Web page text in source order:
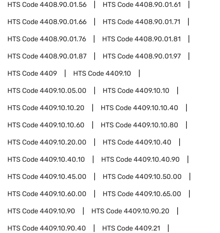
HTS Code4408.90.01.56 HTS Code4408.90.01.61
HTS Code4408.90.01.66 HTS Code4408.90.01.71
HTS Code4408.90.01.76 HTS Code4408.90.01.81
HTS Code4408.90.01.87 HTS Code4408.90.01.97
HTS Code4409 HTS Code4409.10
HTS Code4409.10.05.00 HTS Code4409.10.10
HTS Code4409.10.10.20 HTS Code4409.10.10.40
HTS Code4409.10.10.60 HTS Code4409.10.10.80
HTS Code4409.10.20.00 HTS Code4409.10.40
HTS Code4409.10.40.10 HTS Code4409.10.40.90
HTS Code4409.10.45.00 HTS Code4409.10.50.00
HTS Code4409.10.60.00 HTS Code4409.10.65.00
HTS Code4409.10.90 HTS Code4409.10.90.20
HTS Code4409.10.90.40 HTS Code4409.21